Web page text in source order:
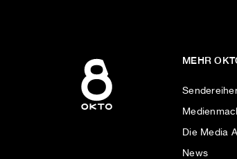
MEHR
Die Media
News